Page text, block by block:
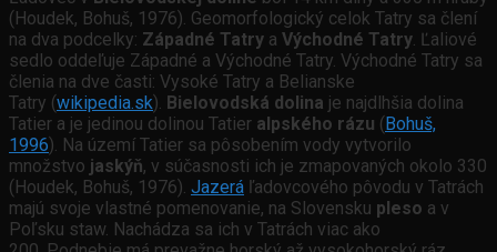
(Houdek, Bohuš, 1976). Geomorfologický celok Tatry sa člení
na dva podcelky: Západné Tatry a Východné Tatry. Ľaliové
sedlo oddeľuje Západné a Východné Tatry. Východné Tatry sa
členia na dve časti: Vysoké Tatry a Belianske
Tatry (wikipedia.sk). Bielovodská dolina je najdlhšia dolina
Tatier a je jedinou dolinou Tatier alpského rázu ( Bohuš,
1996). Na území Tatier sa pôsobením vody vytvorilo
množstvo jaskýň, v súčasnosti ich je zmapovaných okolo 330
(Houdek, Bohuš, 1976). Jazerá ľadovcového pôvodu v Tatrách
majú svoje vlastné pomenovanie, na Slovensku pleso a v
Poľsku staw. Nachádza sa ich v Tatrách viac ako